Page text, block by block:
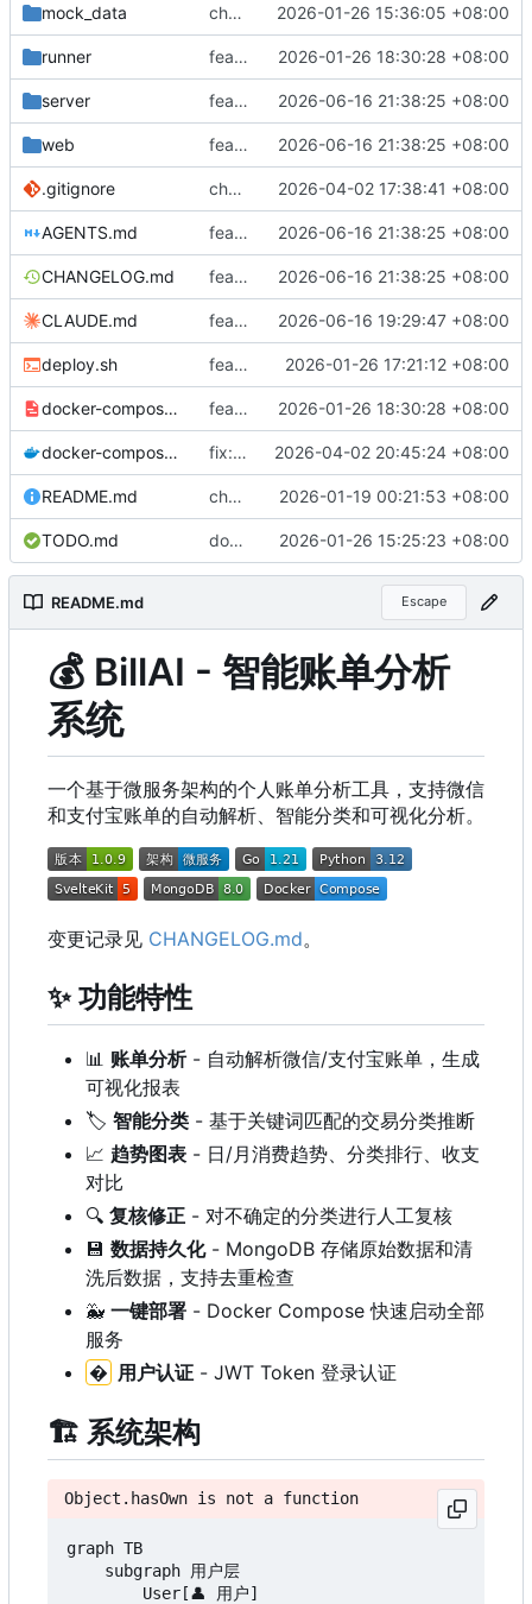
mock_data chore: release v1.3.0 - 京东账单支持 2026-01-26 15:36:05 +08:00
runner feat: 改用 Docker 模式运行 Gitea Actions 2026-01-26 18:30:28 +08:00
server feat: implement WeChat cross-batch refund reconciliation and fix misc issues 2026-06-16 21:38:25 +08:00
web feat: implement WeChat cross-batch refund reconciliation and fix misc issues 2026-06-16 21:38:25 +08:00
.gitignore chore: add server/server build artifact to gitignore 2026-04-02 17:38:41 +08:00
AGENTS.md feat: implement WeChat cross-batch refund reconciliation and fix misc issues 2026-06-16 21:38:25 +08:00
CHANGELOG.md feat: implement WeChat cross-batch refund reconciliation and fix misc issues 2026-06-16 21:38:25 +08:00
CLAUDE.md feat: implement cross-batch Alipay refund reconciliation 2026-06-16 19:29:47 +08:00
deploy.sh feat: 添加 Gitea Actions 自动部署功能 2026-01-26 17:21:12 +08:00
docker-compose.runner.yaml feat: 改用 Docker 模式运行 Gitea Actions 2026-01-26 18:30:28 +08:00
docker-compose.yaml fix: resolve CHANGELOG.md path issue for Docker deployment 2026-04-02 20:45:24 +08:00
README.md chore(release): v1.0.9 移除 Webhook 自动部署功能 2026-01-19 00:21:53 +08:00
TODO.md docs: add gitea webhook deploy plan 2026-01-26 15:25:23 +08:00
README.md Escape
💰 BillAI - 智能账单分析
系统
一个基于微服务架构的个人账单分析工具，支持微信
和支付宝账单的自动解析、智能分类和可视化分析。
变更记录见 CHANGELOG.md。
✨ 功能特性
📊 账单分析- 自动解析微信/支付宝账单，生成
可视化报表
🏷️ 智能分类 - 基于关键词匹配的交易分类推断
📈 趋势图表 - 日/月消费趋势、分类排行、收支
对比
🔍 复核修正 - 对不确定的分类进行人工复核
💾 数据持久化- MongoDB 存储原始数据和清
洗后数据，支持去重检查
🐳 一键部署 - Docker Compose 快速启动全部
服务
� 用户认证 - JWT Token 登录认证
🏗️ 系统架构
Object.hasOwn is not a function
graph TB
    subgraph 用户层
        User[👤 用户]